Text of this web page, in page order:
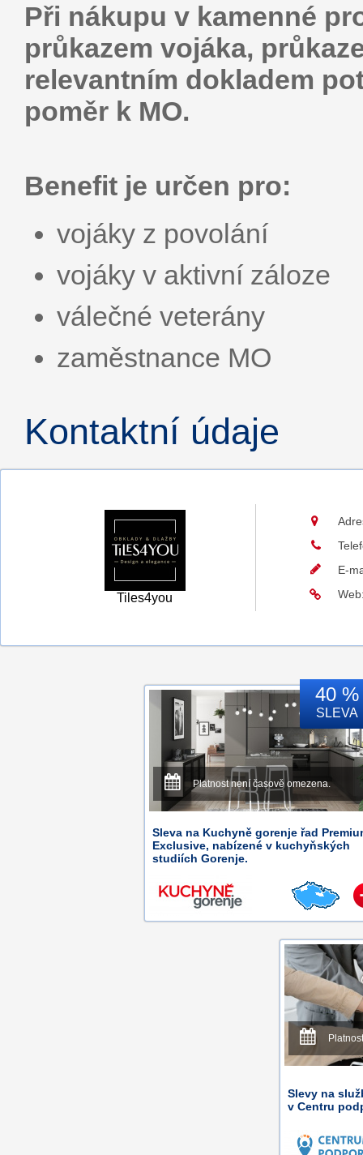
Při nákupu v kamenné
průkazem vojáka,
relevantním dokladem
poměr k MO.
Benefit je určen pro:
vojáky z povolání
vojáky v aktivní záloze
válečné veterány
zaměstnance MO
Kontaktní údaje
Tiles4you
E-
40 %
SLEVA
Platnost není časově omezena.
Sleva na Kuchyně gorenje řad
Exclusive, nabízené v kuchyňských
studiích Gorenje.
Slevy na
v Centru